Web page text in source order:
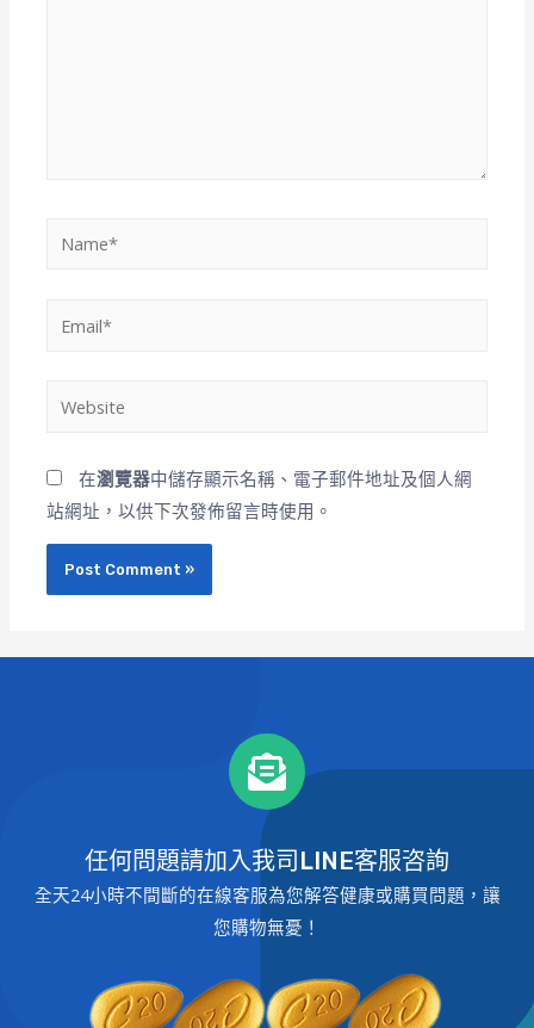
在瀏覽器中儲存顯示名稱、電子郵件地址及個人網
站網址，以供下次發佈留言時使用。
任何問題請加入我司LINE客服咨詢
全天24小時不間斷的在線客服為您解答健康或購買問題，讓
您購物無憂！